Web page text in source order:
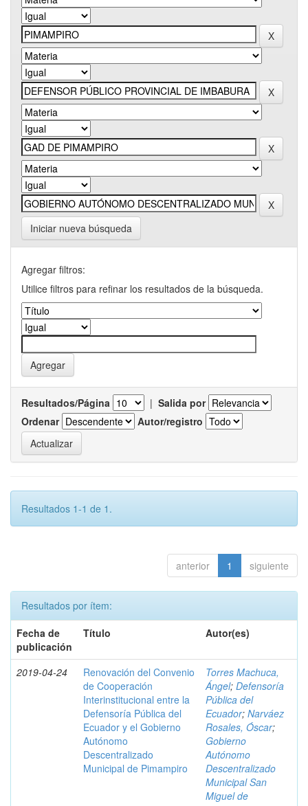
Iniciar nueva búsqueda
Agregar filtros:
Utilice filtros para refinar los resultados de la búsqueda.
Resultados/Página | Salida por
Ordenar
Autor/registro
Resultados 1-1 de 1.
anterior 1 siguiente
Resultados por ítem:
Fecha de
publicación
Título Autor(es)
2019-04-24
Renovación del Convenio
de Cooperación
Interinstitucional entre la
Defensoría Pública del
Ecuador y el Gobierno
Autónomo
Descentralizado
Municipal de Pimampiro
Torres Machuca,
Ángel; Defensoría
Pública del
Ecuador; Narváez
Rosales, Óscar;
Gobierno
Autónomo
Descentralizado
Municipal San
Miguel de